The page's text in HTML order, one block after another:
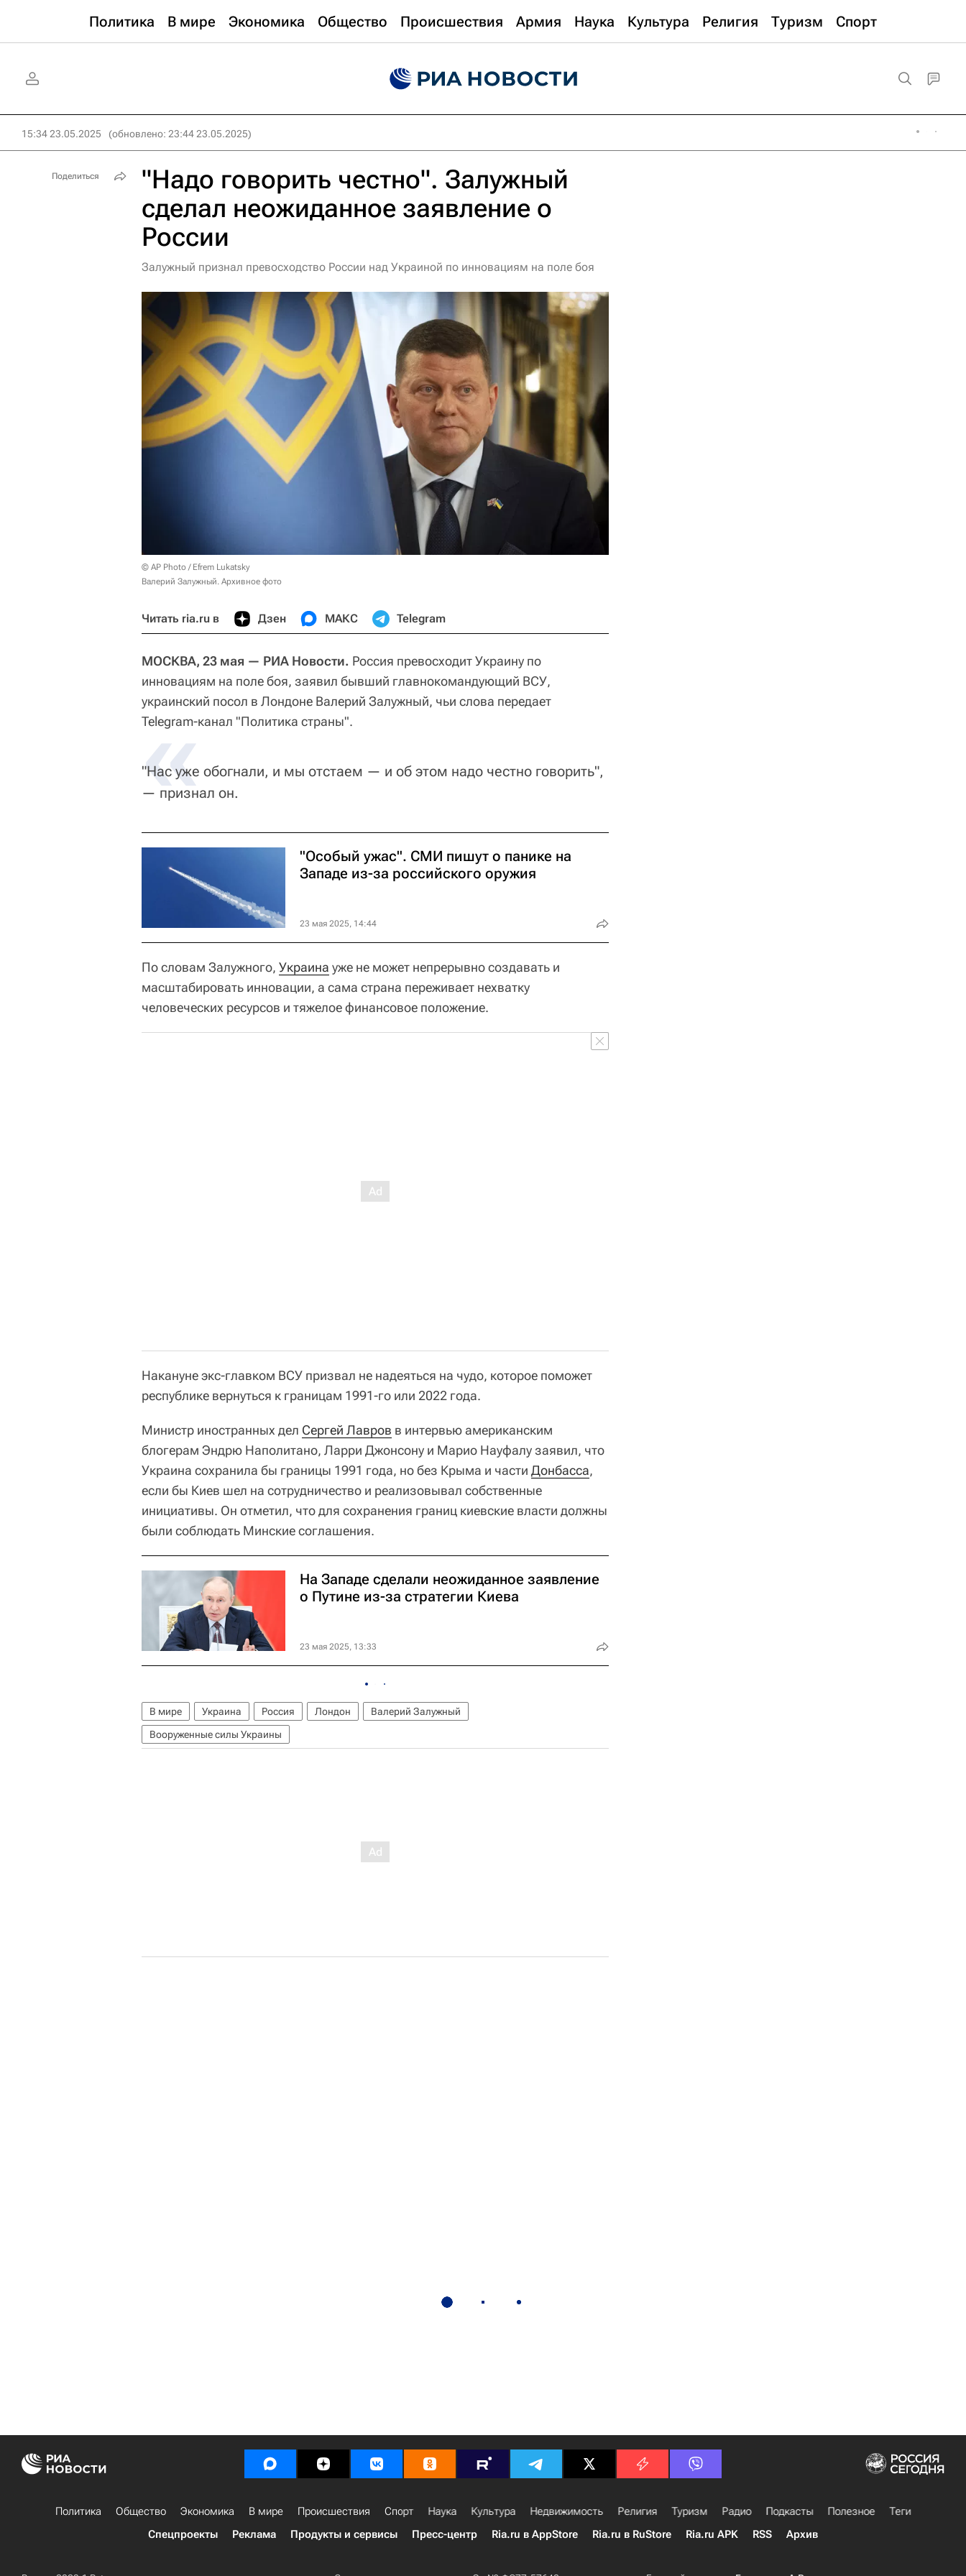
Политика В мире Экономика Общество Происшествия Армия Наука Культура Религия Туризм Спорт
15:34 23.05.2025 (обновлено: 23:44 23.05.2025)
"Надо говорить честно". Залужный
сделал неожиданное заявление о
России
Залужный признал превосходство России над Украиной по инновациям на поле боя
© AP Photo / Efrem Lukatsky
Валерий Залужный. Архивное фото
Читать ria.ru в Дзен МАКС Telegram
МОСКВА, 23 мая — РИА Новости. Россия превосходит Украину по
инновациям на поле боя, заявил бывший главнокомандующий ВСУ,
украинский посол в Лондоне Валерий Залужный, чьи слова передает
Telegram-канал "Политика страны".
«
"Нас уже обогнали, и мы отстаем — и об этом надо честно говорить",
— признал он.
"Особый ужас". СМИ пишут о панике на
Западе из-за российского оружия
23 мая 2025, 14:44
По словам Залужного, Украина уже не может непрерывно создавать и
масштабировать инновации, а сама страна переживает нехватку
человеческих ресурсов и тяжелое финансовое положение.
Накануне экс-главком ВСУ призвал не надеяться на чудо, которое поможет
республике вернуться к границам 1991-го или 2022 года.
Министр иностранных дел Сергей Лавров в интервью американским
блогерам Эндрю Наполитано, Ларри Джонсону и Марио Науфалу заявил, что
Украина сохранила бы границы 1991 года, но без Крыма и части Донбасса,
если бы Киев шел на сотрудничество и реализовывал собственные
инициативы. Он отметил, что для сохранения границ киевские власти должны
были соблюдать Минские соглашения.
На Западе сделали неожиданное заявление
о Путине из-за стратегии Киева
23 мая 2025, 13:33
В мире Украина Россия Лондон
Валерий Залужный
Вооруженные силы Украины
Поделиться
Политика Общество Экономика В мире Происшествия Спорт Наука Культура Недвижимость Религия Туризм Радио Подкасты Полезное
Теги
Спецпроекты
Реклама Продукты и сервисы Пресс-центр Ria.ru в AppStore Ria.ru в RuStore Ria.ru APK RSS Архив